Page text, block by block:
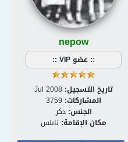
nepow
:: عضو VIP ::
تاريخ التسجيل: Jul 2008
المشاركات: 3759
الجنس: ذكر
مكان الإقامة: نابلس